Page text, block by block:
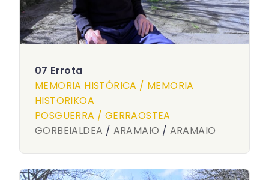
07 Errota
MEMORIA HISTÓRICA / MEMORIA
HISTORIKOA
POSGUERRA / GERRAOSTEA
GORBEIALDEA / ARAMAIO / ARAMAIO